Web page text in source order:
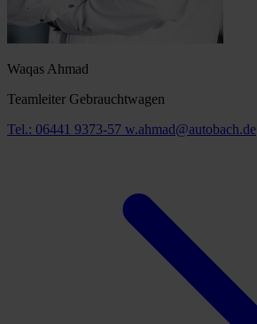
Waqas Ahmad
Teamleiter Gebrauchtwagen
Tel.: 06441 9373-57 w.ahmad@autobach.de